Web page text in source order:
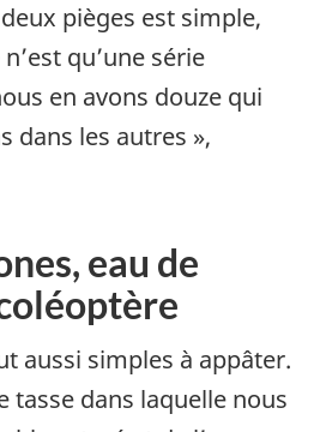
pièges est simple,
qu’une série
en avons douze qui
dans les autres »,
eau de
aussi simples à appâter.
tasse dans laquelle nous